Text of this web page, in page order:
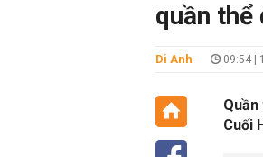
quần
Di Anh 09:54 |
Cuối